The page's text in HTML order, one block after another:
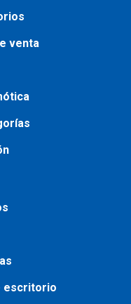
venta
escritorio